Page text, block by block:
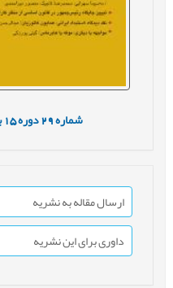
شماره29 دوره15
ارسال مقاله به نشریه
داوری برای این نشریه